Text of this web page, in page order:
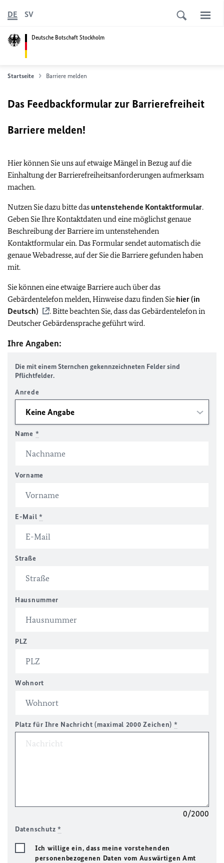
Deutsche Botschaft Stockholm
DE SV
Startseite Barriere melden
Das Feedbackformular zur Barrierefreiheit
Barriere melden!
Hier können Sie uns auf etwaige Mängel in Bezug auf die
Einhaltung der Barrierefreiheitsanforderungen aufmerksam
machen.
Nutzen Sie dazu bitte das untenstehende Kontaktformular.
Geben Sie Ihre Kontaktdaten und eine möglichst genaue
Beschreibung der Barriere im untenstehenden
Kontaktformular ein. Das Formular sendet automatisch die
genaue Webadresse, auf der Sie die Barriere gefunden haben
mit.
Sie können eine etwaige Barriere auch über das
Gebärdentelefon melden, Hinweise dazu finden Sie hier (in
Deutsch)
. Bitte beachten Sie, dass das Gebärdentelefon in
Deutscher Gebärdensprache geführt wird.
Ihre Angaben:
Die mit einem Sternchen gekennzeichneten Felder sind
Pflichtfelder.
Anrede
Name *
Vorname
E-Mail *
Straße
Hausnummer
PLZ
Wohnort
Platz für Ihre Nachricht (maximal 2000 Zeichen) *
0/2000
Datenschutz*
Ich willige ein, dass meine vorstehenden
personenbezogenen Daten vom Auswärtigen Amt